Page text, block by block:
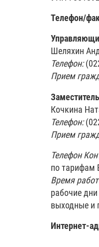
Телефон/
Шеляхин
Телефон:
Прием
Кочкина
Телефон:
Прием
Телефон
по тарифам
Время
рабочие
выходные и
Интернет-